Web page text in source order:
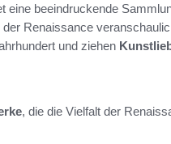
eine beeindruckende
Renaissance
und ziehen
, die die Vielfalt der